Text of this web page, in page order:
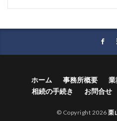
ホーム 事務所概要 業
相続の手続き
お問合せ
© Copyright 2026栗